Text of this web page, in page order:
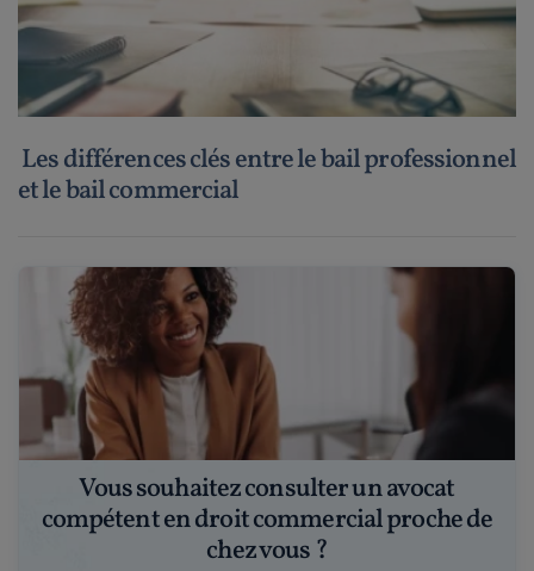
Les différences clés entre le bail professionnel
et le bail commercial
Vous souhaitez consulter un avocat
compétent en droit commercial proche de
chez vous ?